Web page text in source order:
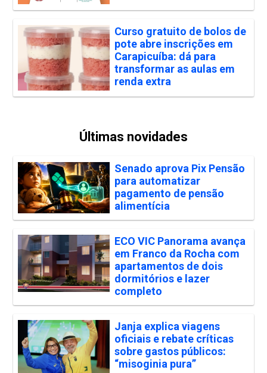
Curso gratuito de bolos de
pote abre inscrições em
Carapicuíba: dá para
transformar as aulas em
renda extra
Últimas novidades
Senado aprova Pix Pensão
para automatizar
pagamento de pensão
alimentícia
ECO VIC Panorama avança
em Franco da Rocha com
apartamentos de dois
dormitórios e lazer
completo
Janja explica viagens
oficiais e rebate críticas
sobre gastos públicos:
“misoginia pura”